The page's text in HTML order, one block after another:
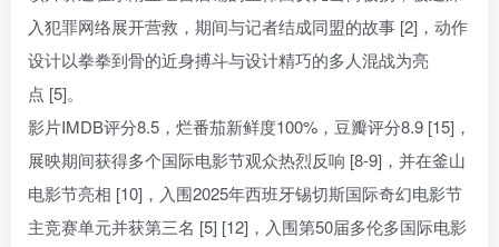
入犯罪网络展开营救，期间与记者结成同盟的故事 [2]，动作
设计以拳拳到骨的近身搏斗与设计精巧的多人混战为亮
点 [5]。
影片IMDB评分8.5，烂番茄新鲜度100%，豆瓣评分8.9 [15]，
展映期间获得多个国际电影节观众热烈反响 [8-9]，并在釜山
电影节亮相 [10]，入围2025年西班牙锡切斯国际奇幻电影节
主竞赛单元并获第三名 [5] [12]，入围第50届多伦多国际电影